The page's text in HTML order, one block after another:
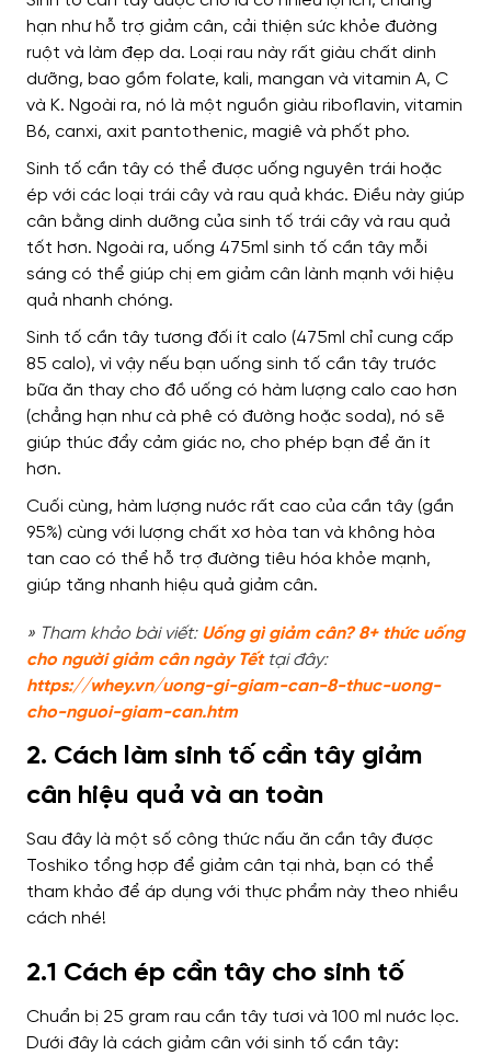
hạn như hỗ trợ giảm cân, cải thiện sức khỏe đường
ruột và làm đẹp da. Loại rau này rất giàu chất dinh
dưỡng, bao gồm folate, kali, mangan và vitamin A, C
và K. Ngoài ra, nó là một nguồn giàu riboflavin, vitamin
B6, canxi, axit pantothenic, magiê và phốt pho.
Sinh tố cần tây có thể được uống nguyên trái hoặc
ép với các loại trái cây và rau quả khác. Điều này giúp
cân bằng dinh dưỡng của sinh tố trái cây và rau quả
tốt hơn. Ngoài ra, uống 475ml sinh tố cần tây mỗi
sáng có thể giúp chị em giảm cân lành mạnh với hiệu
quả nhanh chóng.
Sinh tố cần tây tương đối ít calo (475ml chỉ cung cấp
85 calo), vì vậy nếu bạn uống sinh tố cần tây trước
bữa ăn thay cho đồ uống có hàm lượng calo cao hơn
(chẳng hạn như cà phê có đường hoặc soda), nó sẽ
giúp thúc đẩy cảm giác no, cho phép bạn để ăn ít
hơn.
Cuối cùng, hàm lượng nước rất cao của cần tây (gần
95%) cùng với lượng chất xơ hòa tan và không hòa
tan cao có thể hỗ trợ đường tiêu hóa khỏe mạnh,
giúp tăng nhanh hiệu quả giảm cân.
» Tham khảo bài viết: Uống gì giảm cân? 8+ thức uống
cho người giảm cân ngày Tếttại đây:
https://whey.vn/uong-gi-giam-can-8-thuc-uong-
cho-nguoi-giam-can.htm
2. Cách làm sinh tố cần tây giảm
cân hiệu quả và an toàn
Sau đây là một số công thức nấu ăn cần tây được
Toshiko tổng hợp để giảm cân tại nhà, bạn có thể
tham khảo để áp dụng với thực phẩm này theo nhiều
cách nhé!
2.1 Cách ép cần tây cho sinh tố
Chuẩn bị 25 gram rau cần tây tươi và 100 ml nước lọc.
Dưới đây là cách giảm cân với sinh tố cần tây: